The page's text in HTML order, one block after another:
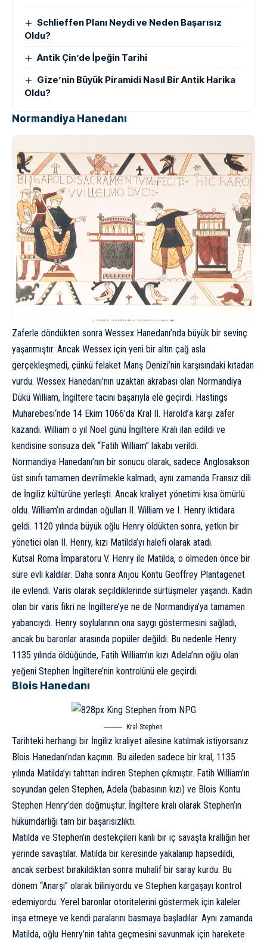
Schlieffen Planı Neydi ve Neden Başarısız
Oldu?
Antik Çin’de İpeğin Tarihi
Gize’nin Büyük Piramidi Nasıl Bir Antik Harika
Oldu?
Normandiya Hanedanı
Zaferle döndükten sonra Wessex Hanedanı’nda büyük bir sevinç
yaşanmıştır. Ancak Wessex için yeni bir altın çağ asla
gerçekleşmedi, çünkü felaket Manş Denizi’nin karşısındaki kıtadan
vurdu. Wessex Hanedanı’nın uzaktan akrabası olan Normandiya
Dükü William, İngiltere tacını başarıyla ele geçirdi. Hastings
Muharebesi‘nde 14 Ekim 1066’da Kral II. Harold’a karşı zafer
kazandı. William o yıl Noel günü İngiltere Kralı ilan edildi ve
kendisine sonsuza dek “Fatih William” lakabı verildi.
Normandiya Hanedanı’nın bir sonucu olarak, sadece Anglosakson
üst sınıfı tamamen devrilmekle kalmadı, aynı zamanda Fransız dili
de İngiliz kültürüne yerleşti. Ancak kraliyet yönetimi kısa ömürlü
oldu. William’ın ardından oğulları II. William ve I. Henry iktidara
geldi. 1120 yılında büyük oğlu Henry öldükten sonra, yetkin bir
yönetici olan II. Henry, kızı Matilda’yı halefi olarak atadı.
Kutsal Roma İmparatoru V. Henry ile Matilda, o ölmeden önce bir
süre evli kaldılar. Daha sonra Anjou Kontu Geoffrey Plantagenet
ile evlendi. Varis olarak seçildiklerinde sürtüşmeler yaşandı. Kadın
olan bir varis fikri ne İngiltere’ye ne de Normandiya’ya tamamen
yabancıydı. Henry soylularının ona saygı göstermesini sağladı,
ancak bu baronlar arasında popüler değildi. Bu nedenle Henry
1135 yılında öldüğünde, Fatih William’ın kızı Adela’nın oğlu olan
yeğeni Stephen İngiltere’nin kontrolünü ele geçirdi.
Blois Hanedanı
Kral Stephen
Tarihteki herhangi bir İngiliz kraliyet ailesine katılmak istiyorsanız
Blois Hanedanı’ndan kaçının. Bu aileden sadece bir kral, 1135
yılında Matilda’yı tahttan indiren Stephen çıkmıştır. Fatih William’ın
soyundan gelen Stephen, Adela (babasının kızı) ve Blois Kontu
Stephen Henry’den doğmuştur. İngiltere kralı olarak Stephen’ın
hükümdarlığı tam bir başarısızlıktı.
Matilda ve Stephen’ın destekçileri kanlı bir iç savaşta krallığın her
yerinde savaştılar. Matilda bir keresinde yakalanıp hapsedildi,
ancak serbest bırakıldıktan sonra muhalif bir saray kurdu. Bu
dönem “Anarşi” olarak biliniyordu ve Stephen kargaşayı kontrol
edemiyordu. Yerel baronlar otoritelerini göstermek için kaleler
inşa etmeye ve kendi paralarını basmaya başladılar. Aynı zamanda
Matilda, oğlu Henry’nin tahta geçmesini savunmak için harekete